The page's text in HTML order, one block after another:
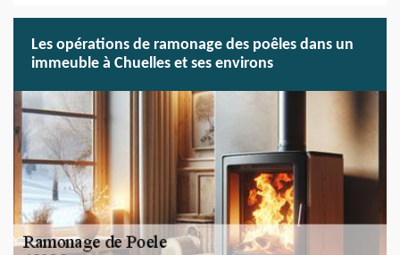
Les opérations de ramonage des poêles dans un
immeuble à Chuelles et ses environs